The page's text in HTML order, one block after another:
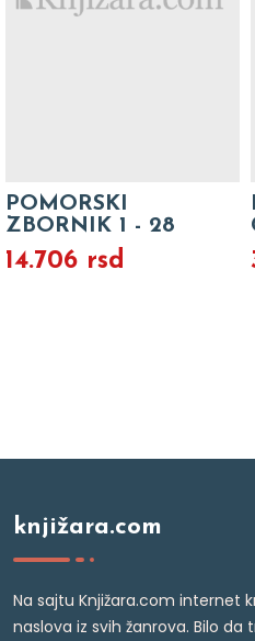
POMORSKI
ZBORNIK 1 - 28
14.706 rsd
knjižara.com
Na sajtu Knjižara.com internet
naslova iz svih žanrova. Bilo